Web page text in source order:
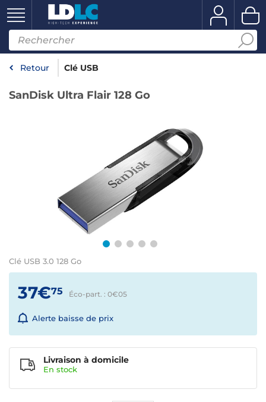
Retour Clé USB
SanDisk Ultra Flair 128 Go
Clé USB 3.0 128 Go
37€75 Éco-part. : 0€05
Alerte baisse de prix
Livraison à domicile
En stock